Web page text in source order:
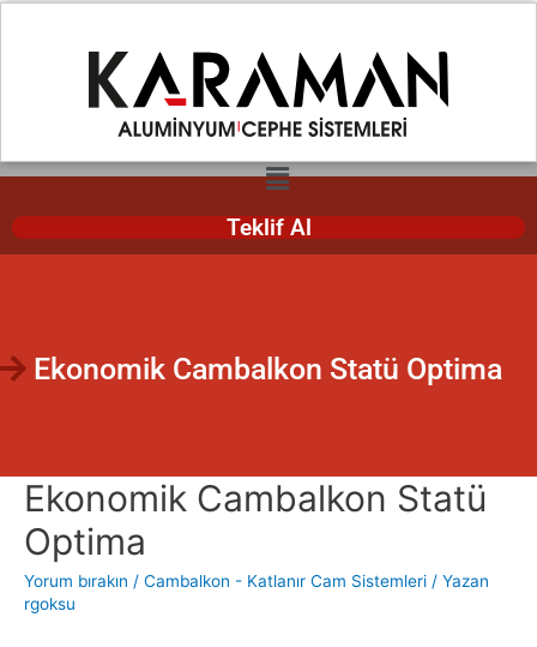
Teklif Al
Ekonomik Cambalkon Statü Optima
Ekonomik Cambalkon Statü
Optima
Yorum bırakın / Cambalkon - Katlanır Cam Sistemleri / Yazan
rgoksu